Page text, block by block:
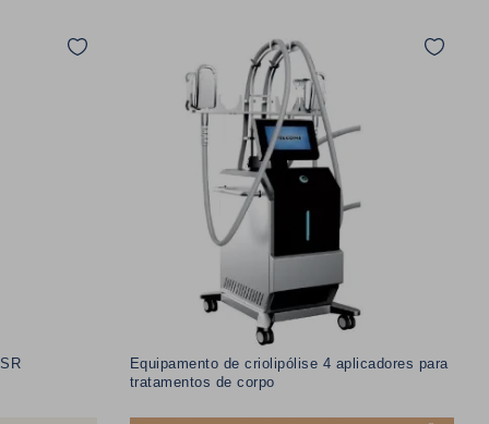
Equipamento de criolipólise 4 aplicadores para
tratamentos de corpo